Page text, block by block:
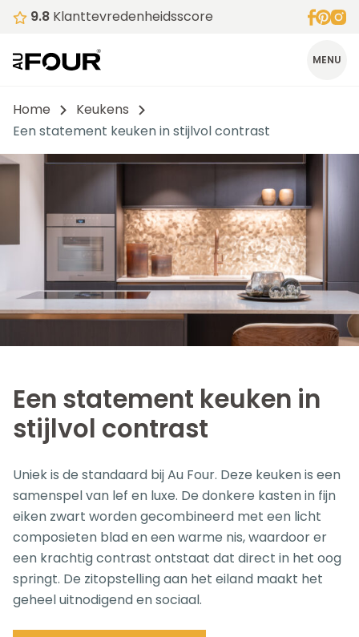
9.8 Klanttevredenheidsscore
MENU
Home
Keukens
Een statement keuken in stijlvol contrast
Een statement keuken in
stijlvol contrast
Uniek is de standaard bij Au Four. Deze keuken is een
samenspel van lef en luxe. De donkere kasten in fijn
eiken zwart worden gecombineerd met een licht
composieten blad en een warme nis, waardoor er
een krachtig contrast ontstaat dat direct in het oog
springt. De zitopstelling aan het eiland maakt het
geheel uitnodigend en sociaal.